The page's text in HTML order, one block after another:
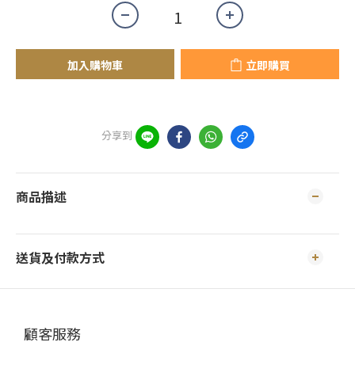
加入購物車 立即購買
分享到
商品描述
送貨及付款方式
顧客服務